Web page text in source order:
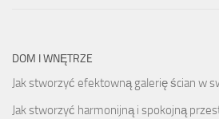
DOM I WNĘTRZE
Jak stworzyć efektowną galerię ścian w
Jak stworzyć harmonijną i spokojną